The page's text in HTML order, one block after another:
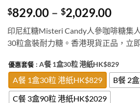
$829.00 – $2,029.00Price
印尼紅糖Misteri Candy人參咖啡糖集
30粒盒裝耐力糖。香港現貨正品，立
優惠套餐 : A餐 1盒30粒 港紙HK$829
A餐 1盒30粒 港紙HK$829
B餐 2
C餐 3盒90粒 港紙HK$2029